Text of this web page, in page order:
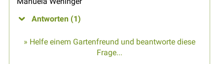
Antworten (1)
» Helfe einem Gartenfreund und beantworte diese
Frage...